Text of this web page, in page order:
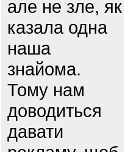
але не зле, як
казала одна
наша
знайома.
Тому нам
доводиться
давати